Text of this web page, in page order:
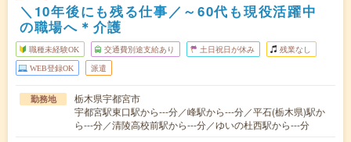
＼10年後にも残る仕事／～60代も現役活躍中
の職場へ＊介護
職種未経験OK 交通費別途支給あり 土日祝日が休み 残業なし
WEB登録OK 派遣
勤務地
栃木県宇都宮市
宇都宮駅東口駅から---分／峰駅から---分／平石(栃木県)駅か
ら---分／清陵高校前駅から---分／ゆいの杜西駅から---分